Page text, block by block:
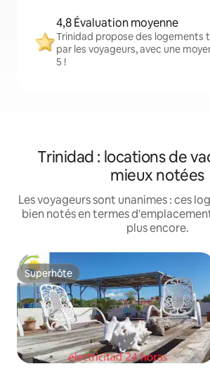
4,8 Évaluation moyenne
Trinidad propose des logements
par les voyageurs, avec une
5 !
Trinidad : locations de
mieux notées
Les voyageurs sont unanimes : ces
bien notés en termes
plus encore.
Superhôte
Superhôte